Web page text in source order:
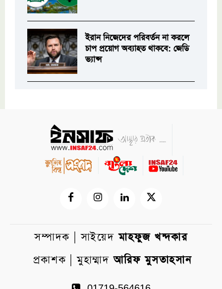
ইরান নিজেদের পরিবর্তন না করলে
চাপ প্রয়োগ অব্যাহত থাকবে: জেডি
ভ্যান্স
সম্পাদক | সাইয়েদমাহফুজ খন্দকার
প্রকাশক | মুহাম্মাদআরিফ মুসতাহসান